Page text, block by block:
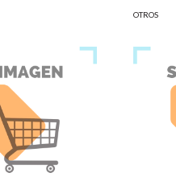
OTROS